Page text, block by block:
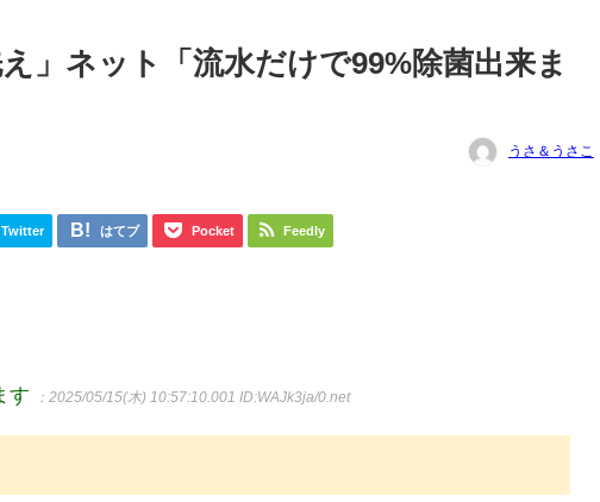
」ネット「流水だけで99%除菌出来ま
うさ＆うさこ
Twitter はてブ Pocket Feedly
す ：2025/05/15(木) 10:57:10.001ID:WAJk3ja/0.net